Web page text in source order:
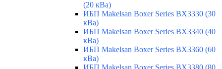
(20 кВа)
ИБП Makelsan Boxer Series BX3330 (30
кВа)
ИБП Makelsan Boxer Series BX3340 (40
кВа)
ИБП Makelsan Boxer Series BX3360 (60
кВа)
ИБП Makelsan Boxer Series BX3380 (80